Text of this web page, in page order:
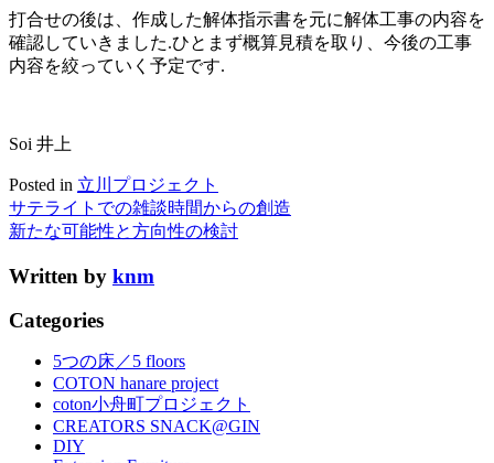
打合せの後は、作成した解体指示書を元に解体工事の内容を
確認していきました.ひとまず概算見積を取り、今後の工事
内容を絞っていく予定です.
Soi 井上
Posted in 立川プロジェクト
サテライトでの雑談時間からの創造
新たな可能性と方向性の検討
Written by knm
Categories
5つの床／5 floors
COTON hanare project
coton小舟町プロジェクト
CREATORS SNACK@GIN
DIY